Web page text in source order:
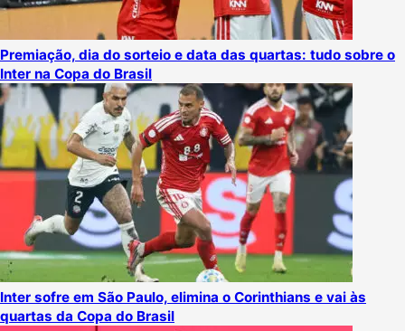
Premiação, dia do sorteio e data das quartas: tudo sobre o
Inter na Copa do Brasil
Inter sofre em São Paulo, elimina o Corinthians e vai às
quartas da Copa do Brasil